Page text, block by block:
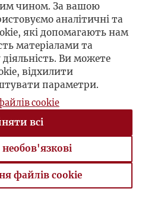
Lipińskim
Nobla dla Miłosza
чином. За вашою
аналітичні та
які допомагають нам
матеріалами та
Ви можете
відхилити
параметри.
cookie
всі
файлів cookie